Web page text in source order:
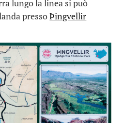
lungo la linea si può
pressoÞingvellir